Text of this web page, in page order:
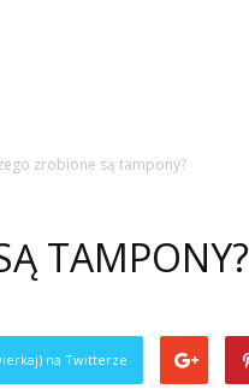
zrobione są tampony?
TAMPONY?
na Twitterze